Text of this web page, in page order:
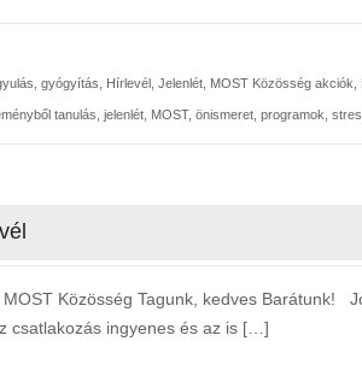
gyógyítás, Hírlevél , Jelenlét, MOST Közösség akciók,
tanulás, jelenlét, MOST, önismeret, programok,
Tagunk, kedves Barátunk! Jó
csatlakozás ingyenes és az is […]